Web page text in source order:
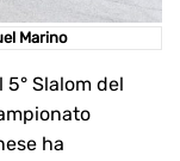
Marino
Slalom del
ha